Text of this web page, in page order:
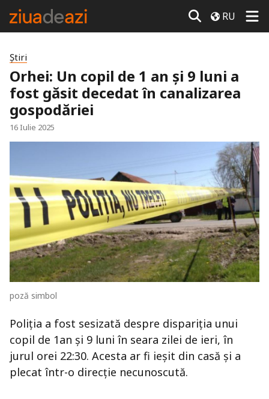
RU
Știri
Orhei: Un copil de 1 an și 9 luni a
fost găsit decedat în canalizarea
gospodăriei
16 Iulie 2025
poză simbol
Poliția a fost sesizată despre dispariția unui
copil de 1an și 9 luni în seara zilei de ieri, în
jurul orei 22:30. Acesta ar fi ieșit din casă și a
plecat într-o direcție necunoscută.